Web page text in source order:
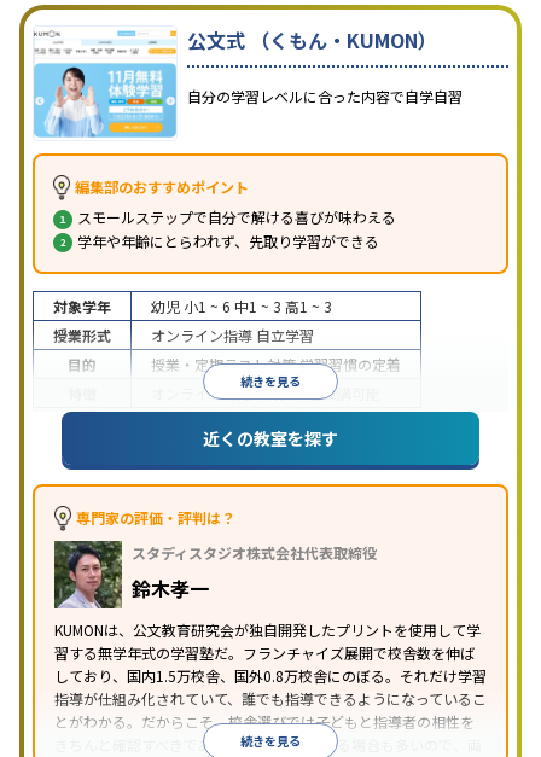
公文式 （くもん・KUMON）
自分の学習レベルに合った内容で自学自習
編集部のおすすめポイント
スモールステップで自分で解ける喜びが味わえる
学年や年齢にとらわれず、先取り学習ができる
続きを見る
対象学年 幼児 小1 ~ 6 中1 ~ 3 高1 ~ 3
授業形式
オンライン指導 自立学習
目的
授業・定期テスト対策学習習慣の定着
オンライン対応1科目から受講可能
近くの教室を探す
専門家の評価・評判は？
スタディスタジオ株式会社代表取締役
鈴木孝一
KUMONは、公文教育研究会が独自開発したプリントを使用して学
習する無学年式の学習塾だ。フランチャイズ展開で校舎数を伸ば
しており、国内1.5万校舎、国外0.8万校舎にのぼる。それだけ学習
指導が仕組み化されていて、誰でも指導できるようになっているこ
とがわかる。だからこそ、校舎選びでは子どもと指導者の相性を
きちんと確認すべきである。近所に2校舎ある場合も多いので、両
続きを見る